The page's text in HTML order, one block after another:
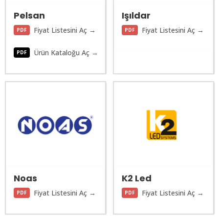
Pelsan
PDF Fiyat Listesini Aç →
PDF Ürün Kataloğu Aç →
Işıldar
PDF Fiyat Listesini Aç →
Noas
PDF Fiyat Listesini Aç →
K2 Led
PDF Fiyat Listesini Aç →